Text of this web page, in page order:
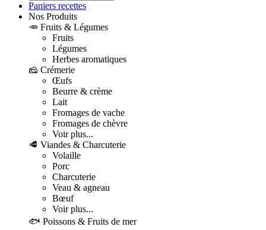
Paniers recettes
Nos Produits
🥕 Fruits & Légumes
Fruits
Légumes
Herbes aromatiques
🧀 Crémerie
Œufs
Beurre & crème
Lait
Fromages de vache
Fromages de chèvre
Voir plus...
🥩 Viandes & Charcuterie
Volaille
Porc
Charcuterie
Veau & agneau
Bœuf
Voir plus...
🐟 Poissons & Fruits de mer